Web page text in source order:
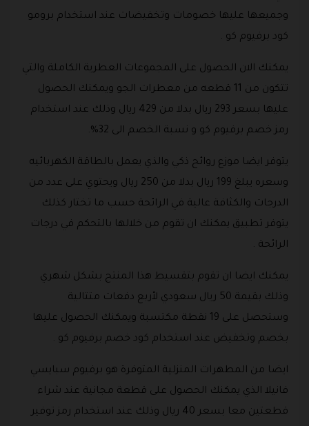
وجميعها عليها خصومات وتخفيضات عند استخدام برومو
كود برفيوم كو .
يمكنك الان الحصول على المجموعات العطرية الكاملة والتي
تتكون من 11 قطعه من معطرات الجو ويمكنك الحصول
عليها بسعر 293 ريال بدلا من 429 ريال وذلك عند استخدام
رمز خصم برفيوم كو و نسبة الخصم الى 32%.
يتوفر ايضا موزع روائح ذكي والذي يعمل بالطاقة الكهربائيه
وسعره يبلغ 199 ريال بدلا من 250 ريال ويحتوي على عدد من
الدرجات والكثافة عالية في الرائحة حسب ما تختار كذلك
يتوفر تطبيق يمكنك ان تقوم من خلالها بالتحكم في درجات
الرائحة .
يمكنك ايضا ان تقوم بتقسيط هذا المنتج بشكل شهري
وذلك بقيمة 50 ريال سعودي لأربع دفعات متتالية
وستحصل على 19 نقطة مكتسبة ويمكنك الحصول عليها
بخصم وتخفيض عند استخدام كود خصم برفيوم كو .
ايضا من المطهرات المنزلية المتوفرة هو برفيوم سبايسي
فانيلا الذي يمكنك الحصول على قطعة مجانية عند شراء
قطعتين معا بسعر 40 ريال وذلك عند استخدام رمز توفير